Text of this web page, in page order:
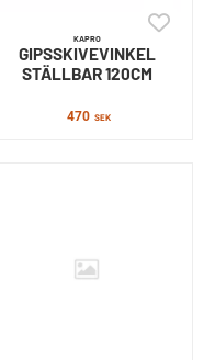
KAPRO
GIPSSKIVEVINKEL
STÄLLBAR 120CM
470 SEK